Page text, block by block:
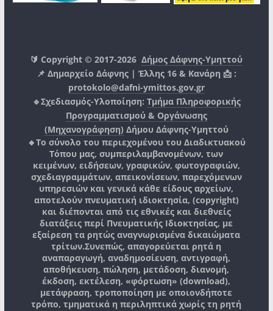
🔰 Copyright © 2017-2026Δήμος Δάφνης-Υμηττού
📌 Δημαρχείο Δάφνης | Έλλης 16 & Κανάρη 📩 :
protokolo@dafni-ymittos.gov.gr
🔹Σχεδιασμός-Υλοποίηση: Τμήμα Πληροφορικής
Προγραμματισμού & Οργάνωσης
(Μηχανογράφηση) Δήμου Δάφνης-Υμηττού
🔸Το σύνολο του περιεχομένου του Διαδικτυακού
Τόπου μας, συμπεριλαμβανομένων, των
κειμένων, ειδήσεων, γραφικών, φωτογραφιών,
σχεδιαγραμμάτων, απεικονίσεων, παρεχόμενων
υπηρεσιών και γενικά κάθε είδους αρχείων,
αποτελούν πνευματική ιδιοκτησία, (copyright)
και διέπονται από τις εθνικές και διεθνείς
διατάξεις περί Πνευματικής Ιδιοκτησίας, με
εξαίρεση τα ρητώς αναγνωρισμένα δικαιώματα
τρίτων.Συνεπώς, απαγορεύεται ρητά η
αναπαραγωγή, αναδημοσίευση, αντιγραφή,
αποθήκευση, πώληση, μετάδοση, διανομή,
έκδοση, εκτέλεση, «φόρτωση» (download),
μετάφραση, τροποποίηση με οποιονδήποτε
τρόπο, τμηματικά η περιληπτικά χωρίς τη ρητή